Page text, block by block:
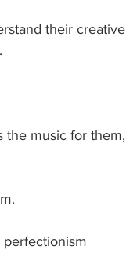
their creative
the music for them,